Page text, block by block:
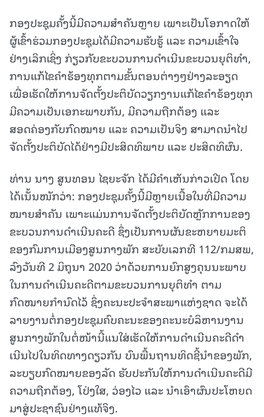
ກອງປະຊຸມຄັ້ງນີ້ມີຄວາມສຳຄັນຫຼາຍ ເພາະເປັນໂອກາດໃຫ້
ຜູ້ເຂົ້າຮ່ວມກອງປະຊຸມໄດ້ມີຄວາມຮັບຮູ້ ແລະ ຄວາມເຂົ້າໃຈ
ຢ່າງເລິກເຊິ່ງ ກ່ຽວກັບຂະບວນການດຳເນີນຂະບວນຍຸຕິທຳ,
ການແກ້ໄຂຄຳຮ້ອງທຸກຕາມຂັ້ນຕອນຕ່າງໆຢ່າງລະອຽດ
ເພື່ອເຮັດໃຫ້ການຈັດຕັ້ງປະຕິບັດວຽກງານແກ້ໄຂຄຳຮ້ອງທຸກ
ມີຄວາມເປັນເອກະພາບກັນ, ມີຄວາມຖືກຕ້ອງ ແລະ
ສອດຄ່ອງກັບກົດໝາຍ ແລະ ຄວາມເປັນຈິງ ສາມາດນຳໄປ
ຈັດຕັ້ງປະຕິບັດໄດ້ຢ່າງມີປະສິດທິພາບ ແລະ ປະສິດທິຜົນ.
ທ່ານ ນາງ ສູນທອນ ໄຊຍະຈັກ ໄດ້ມີຄຳເຫັນກ່າວເປີດ ໂດຍ
ໄດ້ເນັ້ນໜັກວ່າ: ກອງປະຊຸມຄັ້ງນີ້ມີຫຼາຍເນື້ອໃນທີ່ມີຄວາມ
ໝາຍສຳຄັນ ເພາະແມ່ນການຈັດຕັ້ງປະຕິບັດຫຼັກການຂອງ
ຂະບວນການດໍາເນີນຄະດີ ຊຶ່ງເປັນການຜັນຂະຫຍາຍມະຕິ
ຂອງກົມການເມືອງສູນກາງພັກ ສະບັບເລກທີ 112/ກມສພ,
ລົງວັນທີ 2 ມິຖຸນາ 2020 ວ່າດ້ວຍການຍົກສູງຄຸນນະພາບ
ໃນການດໍາເນີນຄະດີຕາມຂະບວນການຍຸຕິທໍາ ຕາມ
ກົດໝາຍກຳນົດໄວ້ ຊຶ່ງຄະນະປະຈຳສະພາແຫ່ງຊາດ ຈະໄດ້
ລາຍງານຕໍ່ກອງປະຊຸມຄົບຄະນະຂອງຄະນະບໍລິຫານງານ
ສູນກາງພັກໃນຕໍ່ໜ້ານີ້ແນໃສ່ເຮັດໃຫ້ການດໍາເນີນຄະດີດໍາ
ເນີນໄປໃນທິດທາງດຽວກັນ ບົນພື້ນຖານທິດຊີ້ນໍາຂອງພັກ,
ລະບຽບກົດໝາຍຂອງລັດ ຮັບປະກັນໃຫ້ການດໍາເນີນຄະດີມີ
ຄວາມຖືກຕ້ອງ, ໂປ່ງໃສ, ວ່ອງໄວ ແລະ ນໍາເອົາຜົນປະໂຫຍດ
ມາສູ່ປະຊາຊົນຢ່າງແທ້ຈິງ.